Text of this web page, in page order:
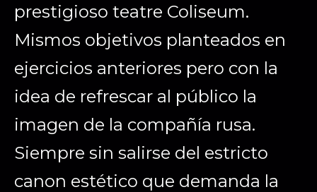
prestigioso teatre Coliseum.
Mismos objetivos planteados en
ejercicios anteriores pero con la
idea de refrescar al público la
imagen de la compañía rusa.
Siempre sin salirse del estricto
canon estético que demanda la